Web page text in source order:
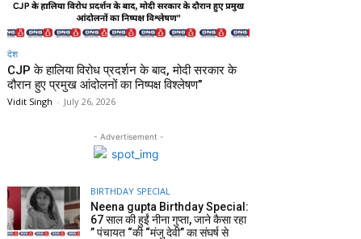
देश
CJP के हालिया विरोध प्रदर्शन के बाद, मोदी सरकार के
दौरान हुए प्रमुख आंदोलनों का निष्पक्ष विश्लेषण”
Vidit Singh - July 26, 2026
- Advertisement -
BIRTHDAY SPECIAL
Neena gupta Birthday Special:
67 साल की हुईं नीना गुप्ता, जाने कैसा रहा
” पंचायत “की “मंजु देवी” का संघर्ष से